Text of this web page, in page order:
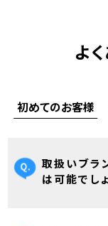
よ
初めてのお客様
取扱いブラ
は可能でし